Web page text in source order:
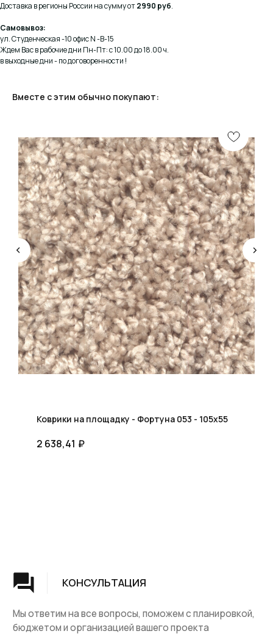
Доставка в регионы России на сумму от2990 руб.
Самовывоз:
ул. Студенческая -10 офис N -В-15
Ждем Вас в рабочие дни Пн-Пт: с 10.00 до 18.00 ч.
в выходные дни - по договоренности !
Вместе с этим обычно покупают:
Коврики на площадку - Фортуна 053 - 105x55
2 638,41 ₽
Опытные специалисты помогут Вам с дизайном
проекта, подберут нужные материалы и крепежи
ДИЗАЙН
КОНСУЛЬТАЦИЯ
Мы ответим на все вопросы, поможем с планировкой,
бюджетом и организацией вашего проекта
УСТАНОВКА
Мы предоставляем полную установку и сборку
лестницы с доставкой и гарантией на продукт
Скидки и акции
На металокаркасе
Мебель
Лестницы на заказ
ДПК, термодревесина